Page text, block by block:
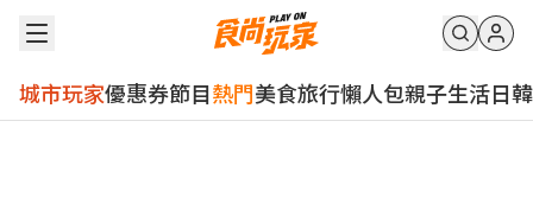
城市玩家優惠券節目熱門美食旅行懶人包親子生活日韓